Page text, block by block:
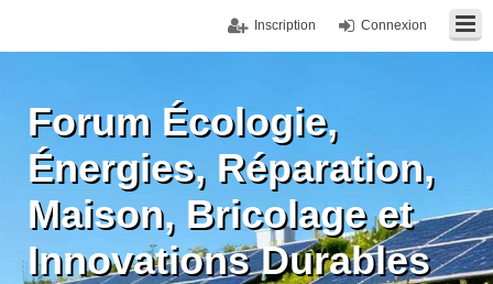
Connexion
Inscription
Forum Écologie,
Énergies, Réparation,
Maison, Bricolage et
Innovations Durables